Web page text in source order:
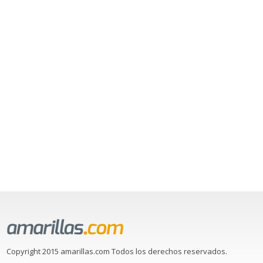
Copyright 2015 amarillas.com Todos los derechos reservados.